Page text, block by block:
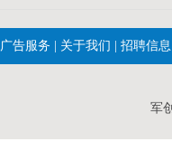
广告服务 关于我们 招聘信息
军